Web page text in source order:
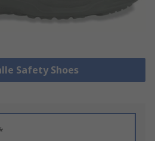
Safety Shoes